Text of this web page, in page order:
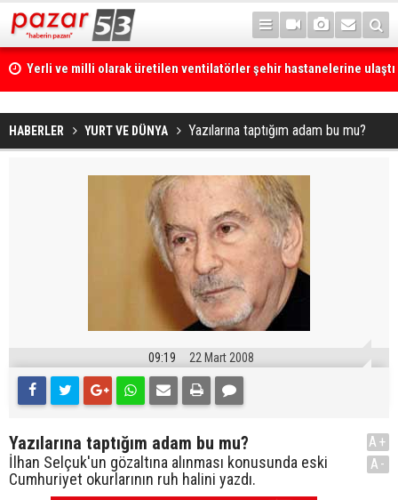
Yerli ve milli olarak üretilen ventilatörler şehir hastanelerine ulaştı
HABERLER YURT VE DÜNYA Yazılarına taptığım adam bu mu?
09:19 22 Mart 2008
Yazılarına taptığım adam bu mu?
İlhan Selçuk'un gözaltına alınması konusunda eski
Cumhuriyet okurlarının ruh halini yazdı.
A+
A-